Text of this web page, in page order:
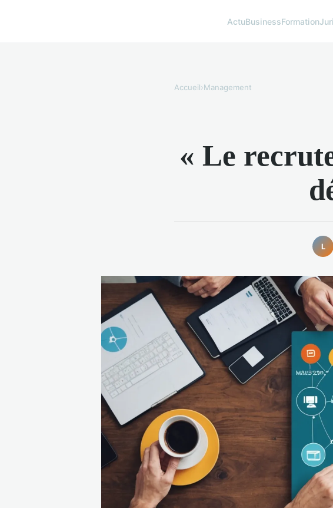
ActuBusinessFormation
Accueil›Management
« Le
L